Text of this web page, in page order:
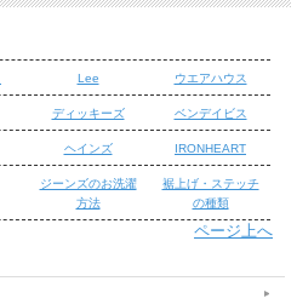
Lee ウエアハウス
ディッキーズ ベンデイビス
ヘインズ IRONHEART
ジーンズのお洗濯
方法
裾上げ・ステッチ
の種類
ページ上へ